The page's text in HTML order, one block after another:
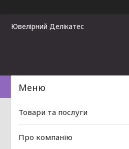
Ювелірний Делікатес
Товари та послуги
Про компанію